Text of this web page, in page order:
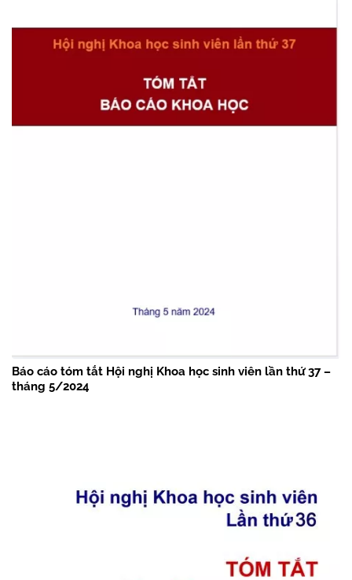
Báo cáo tóm tắt Hội nghị Khoa học sinh viên lần thứ 37 –
tháng 5/2024